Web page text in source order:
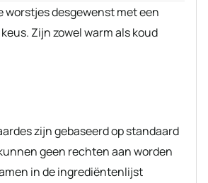
worstjes desgewenst met een
Zijn zowel warm als koud
geen rechten aan worden
in de ingrediëntenlijst